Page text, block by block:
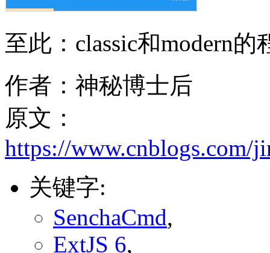
至此：classic和modern
作者：神秘博士后
原文：
https://www.cnblogs.com/
关键字:
SenchaCmd,
ExtJS 6,